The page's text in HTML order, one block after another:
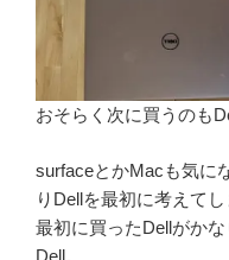
おそらく次に買うのも
surfaceとかMacも気に
りDellを最初に考えてし
最初に買ったDellがか
Dell。